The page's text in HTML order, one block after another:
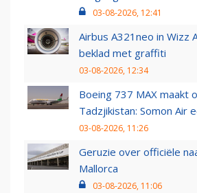
03-08-2026, 12:41
Airbus A321neo in Wizz
beklad met graffiti
03-08-2026, 12:34
Boeing 737 MAX maakt
Tadzjikistan: Somon Air
03-08-2026, 11:26
Geruzie over officiële
Mallorca
03-08-2026, 11:06